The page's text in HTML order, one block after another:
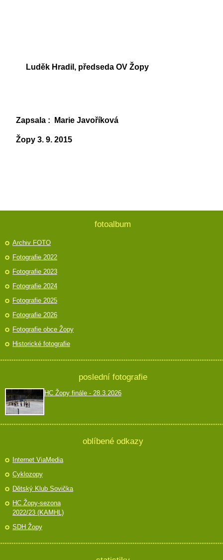
Luděk Hradil, předseda OV Žopy
Zapsala : Marie Javoříková
Žopy 3. 9. 2015
fotoalbum
Archiv FOTO
Fotografie 2022
Fotografie 2023
Fotografie 2024
Fotografie 2025
Fotografie 2026
Fotografie obce Žopy
Historické fotografie
poslední fotografie
HC Žopy finále - 28.3.2026
oblíbené odkazy
Internet ViaMedia
Cyklozopy
Dětský Klub Sovička
HC Žopy-sezona
2022/23 (KAMHL)
SDH Žopy